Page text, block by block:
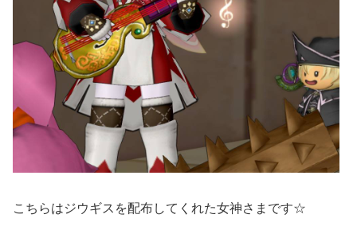
こちらはジウギスを配布してくれた女神さまです☆